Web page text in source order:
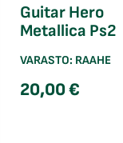
Guitar Hero
Metallica Ps2
VARASTO: RAAHE
20,00€